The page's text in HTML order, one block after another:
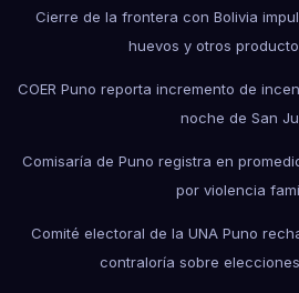
Cierre de la frontera con Bolivia
huevos y otros
COER Puno reporta incremento de
noche de San
Comisaría de Puno registra en
por violencia
Comité electoral de la UNA Puno
contraloría sobre